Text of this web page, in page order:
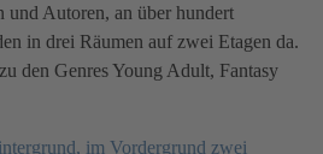
und Autoren, an über hundert
in drei Räumen auf zwei Etagen da.
den Genres Young Adult, Fantasy